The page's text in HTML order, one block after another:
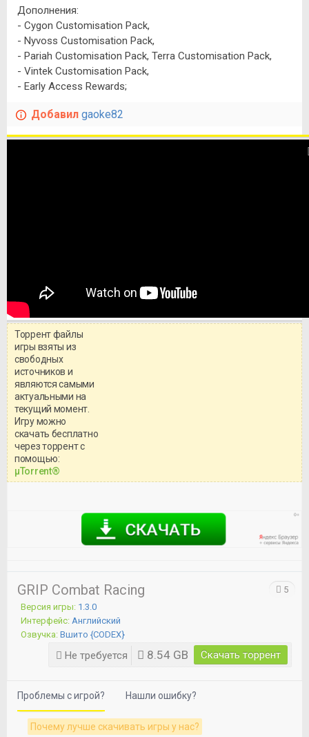
Дополнения:
- Cygon Customisation Pack,
- Nyvoss Customisation Pack,
- Pariah Customisation Pack, Terra Customisation Pack,
- Vintek Customisation Pack,
- Early Access Rewards;
Добавил gaoke82
системными требованиями и
Торрент файлы
игры взяты из
свободных
источников и
являются самыми
актуальными на
текущий момент.
Игру можно
скачать бесплатно
через торрент с
помощью:
μTorrent®
GRIP Combat Racing
Версия игры: 1.3.0
Интерфейс: Английский
Озвучка: Вшито {CODEX}
Не требуется 8.54 GB Скачать торрент
5
Проблемы с игрой? Нашли ошибку?
Почему лучше скачивать игры у нас?